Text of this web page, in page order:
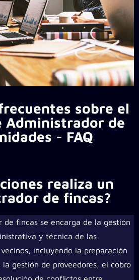
sobre el
Administrador de
- FAQ
realiza un
de fincas?
de fincas se encarga de la gestión
y técnica de las
incluyendo la preparación
la gestión de proveedores, el cobro